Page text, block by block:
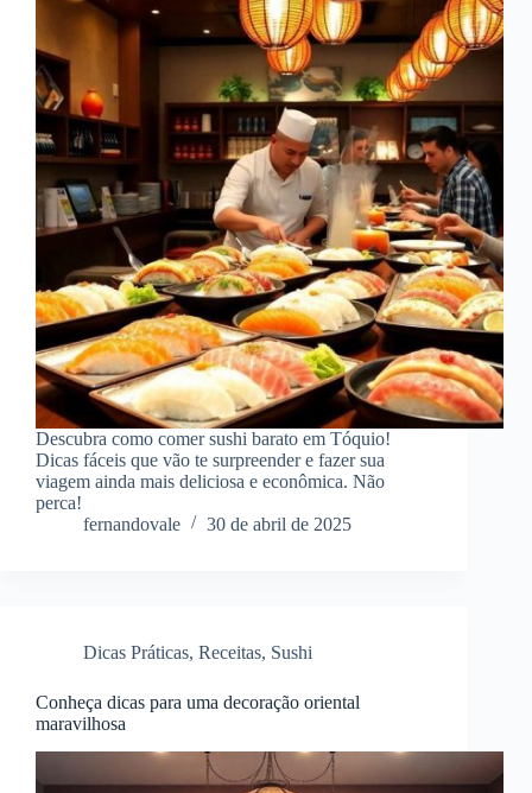
Descubra como comer sushi barato em Tóquio!
Dicas fáceis que vão te surpreender e fazer sua
viagem ainda mais deliciosa e econômica. Não
perca!
fernandovale
30 de abril de 2025
Dicas Práticas, Receitas, Sushi
Conheça dicas para uma decoração oriental
maravilhosa